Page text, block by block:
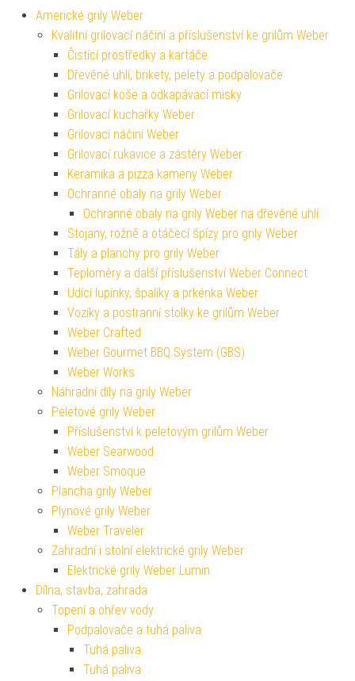
Americké grily Weber
Kvalitní grilovací náčiní a příslušenství ke grilům Weber
Čistící prostředky a kartáče
Dřevěné uhlí, brikety, pelety a podpalovače
Grilovací koše a odkapávací misky
Grilovací kuchařky Weber
Grilovací náčiní Weber
Grilovací rukavice a zástěry Weber
Keramika a pizza kameny Weber
Ochranné obaly na grily Weber
Ochranné obaly na grily Weber na dřevěné uhlí
Stojany, rožně a otáčecí špízy pro grily Weber
Tály a planchy pro grily Weber
Teploměry a další příslušenství Weber Connect
Udící lupínky, špalíky a prkénka Weber
Vozíky a postranní stolky ke grilům Weber
Weber Crafted
Weber Gourmet BBQ System (GBS)
Weber Works
Náhradní díly na grily Weber
Peletové grily Weber
Příslušenství k peletovým grilům Weber
Weber Searwood
Weber Smoque
Plancha grily Weber
Plynové grily Weber
Weber Traveler
Zahradní i stolní elektrické grily Weber
Elektrické grily Weber Lumin
Dílna, stavba, zahrada
Topení a ohřev vody
Podpalovače a tuhá paliva
Tuhá paliva
Tuhá paliva